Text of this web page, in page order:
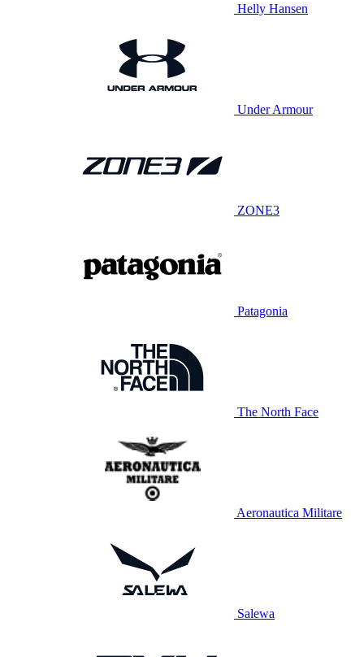
Helly Hansen
Under Armour
ZONE3
Patagonia
The North Face
Aeronautica Militare
Salewa